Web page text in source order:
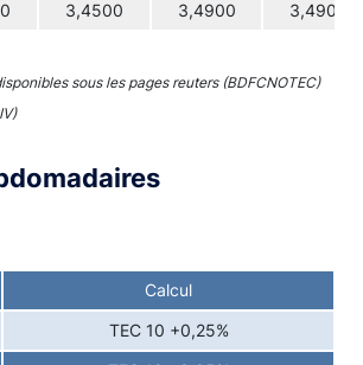
3,4500 3,4900 3,4900
sous les pages reuters (BDFCNOTEC)
Calcul
TEC 10 +0,25%